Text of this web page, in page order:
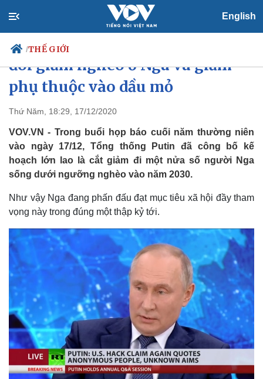
English
/THẾ GIỚI
Chính trị
Tổ chức nhân sự
Quốc hội
Nhận diện sự thật
Tin 24h
Dự báo thời tiết
Giáo dục
Dấu ấn VOV
Việc làm
“Tham vọng” của Putin về xóa
đói giảm nghèo ở Nga và giảm
phụ thuộc vào dầu mỏ
Thứ Năm, 18:29, 17/12/2020
VOV.VN - Trong buổi họp báo cuối năm thường niên
vào ngày 17/12, Tổng thống Putin đã công bố kế
hoạch lớn lao là cắt giảm đi một nửa số người Nga
sống dưới ngưỡng nghèo vào năm 2030.
Như vậy Nga đang phấn đấu đạt mục tiêu xã hội đầy tham
vọng này trong đúng một thập kỷ tới.